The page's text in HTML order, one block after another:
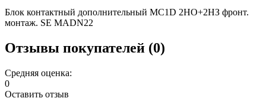
Блок контактный дополнительный MC1D 2НО+2НЗ фронт.
монтаж. SE MADN22
Отзывы покупателей (0)
Средняя оценка:
0
Оставить отзыв